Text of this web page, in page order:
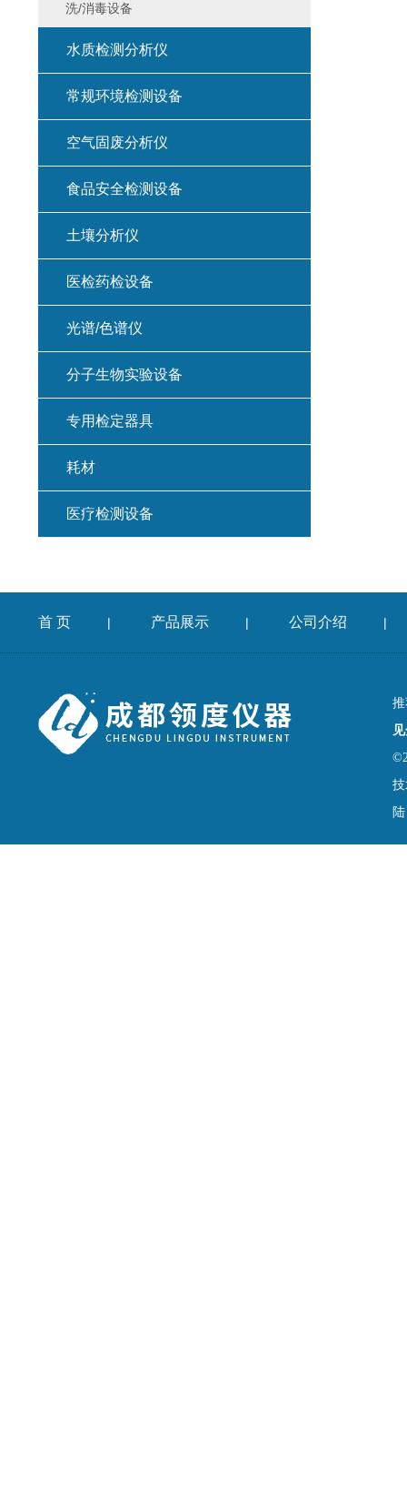
洗/消毒设备
水质检测分析仪
常规环境检测设备
空气固废分析仪
食品安全检测设备
土壤分析仪
医检药检设备
光谱/色谱仪
分子生物实验设备
专用检定器具
耗材
医疗检测设备
首 页 | 产品展示 | 公司介绍 |
陆